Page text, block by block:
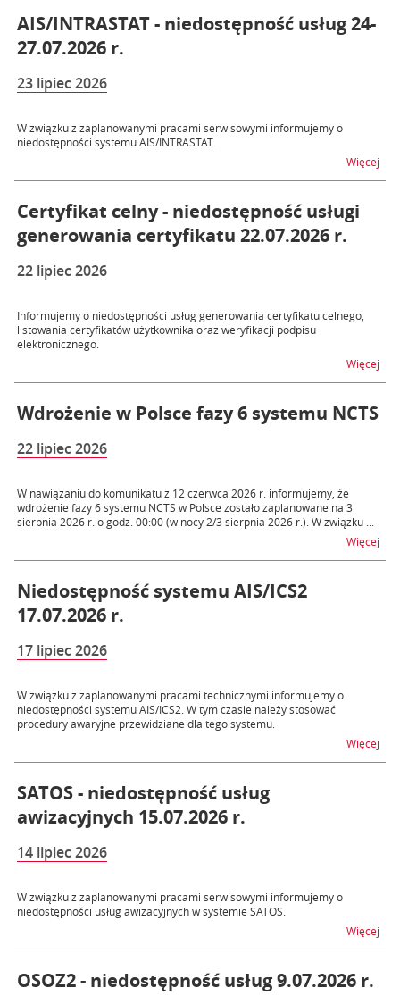
AIS/INTRASTAT - niedostępność usług 24-
27.07.2026 r.
23 lipiec 2026
W związku z zaplanowanymi pracami serwisowymi informujemy o
niedostępności systemu AIS/INTRASTAT.
Więcej
Certyfikat celny - niedostępność usługi
generowania certyfikatu 22.07.2026 r.
22 lipiec 2026
Informujemy o niedostępności usług generowania certyfikatu celnego,
listowania certyfikatów użytkownika oraz weryfikacji podpisu
elektronicznego.
Więcej
Wdrożenie w Polsce fazy 6 systemu NCTS
22 lipiec 2026
W nawiązaniu do komunikatu z 12 czerwca 2026 r. informujemy, że
wdrożenie fazy 6 systemu NCTS w Polsce zostało zaplanowane na 3
sierpnia 2026 r. o godz. 00:00 (w nocy 2/3 sierpnia 2026 r.). W związku ...
Więcej
Niedostępność systemu AIS/ICS2
17.07.2026 r.
17 lipiec 2026
W związku z zaplanowanymi pracami technicznymi informujemy o
niedostępności systemu AIS/ICS2. W tym czasie należy stosować
procedury awaryjne przewidziane dla tego systemu.
Więcej
SATOS - niedostępność usług
awizacyjnych 15.07.2026 r.
14 lipiec 2026
W związku z zaplanowanymi pracami serwisowymi informujemy o
niedostępności usług awizacyjnych w systemie SATOS.
Więcej
OSOZ2 - niedostępność usług 9.07.2026 r.